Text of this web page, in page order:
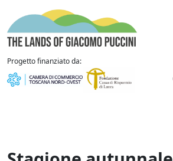
Vai al contenuto
Progetto finanziato da: